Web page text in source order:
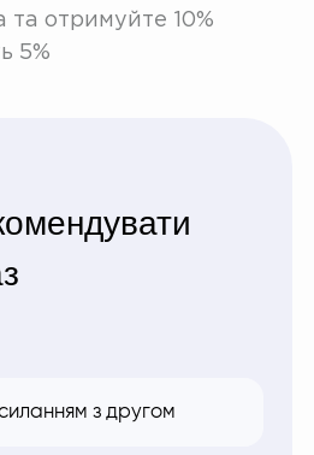
та отримуйте 10%
5%
з другом